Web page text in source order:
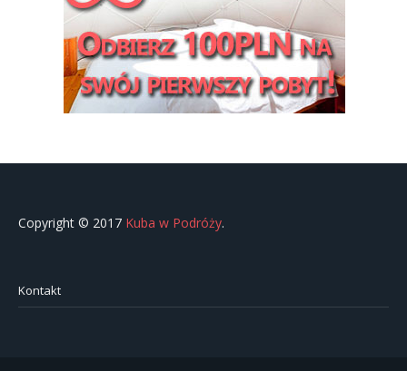
Copyright © 2017 Kuba w Podróży.
Kontakt